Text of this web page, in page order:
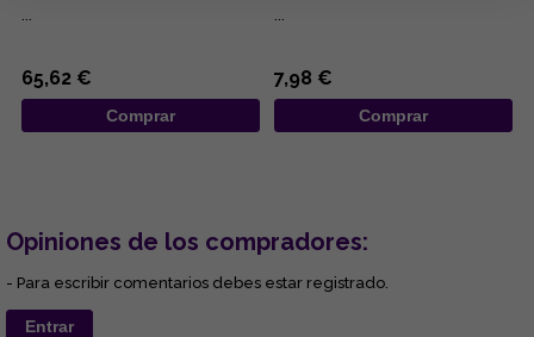
65,62 €
Comprar
7,98 €
Comprar
Opiniones de los compradores:
- Para escribir comentarios debes estar registrado.
Entrar